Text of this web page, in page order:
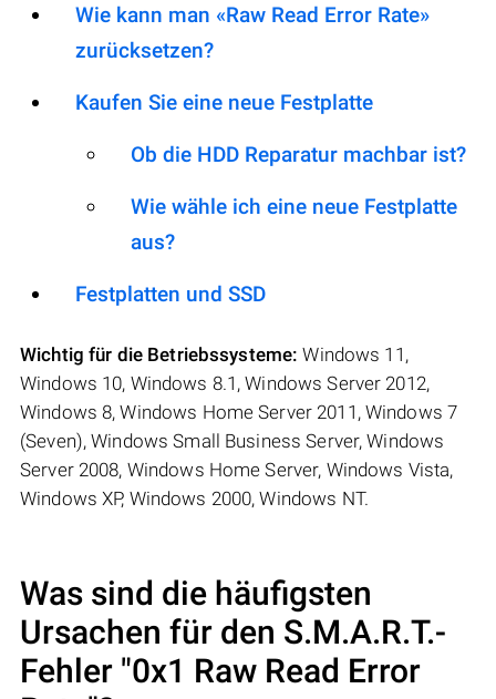
Wie kann man «Raw Read Error Rate»
zurücksetzen?
Kaufen Sie eine neue Festplatte
Ob die HDD Reparatur machbar ist?
Wie wähle ich eine neue Festplatte
aus?
Festplatten und SSD
Wichtig für die Betriebssysteme: Windows 11,
Windows 10, Windows 8.1, Windows Server 2012,
Windows 8, Windows Home Server 2011, Windows 7
(Seven), Windows Small Business Server, Windows
Server 2008, Windows Home Server, Windows Vista,
Windows XP, Windows 2000, Windows NT.
Was sind die häufigsten
Ursachen für den S.M.A.R.T.-
Fehler "0x1 Raw Read Error